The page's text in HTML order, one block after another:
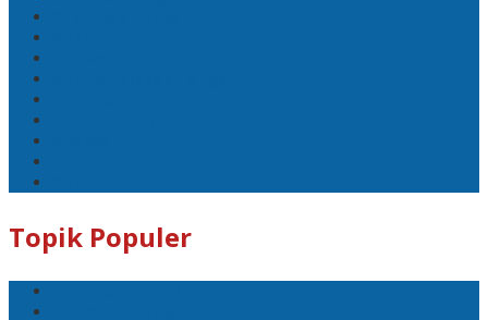
Topik Populer